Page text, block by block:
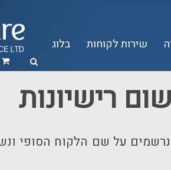
שירות לקוחות בלוג
רישיונות
נרשמים על שם הלקוח הסופי